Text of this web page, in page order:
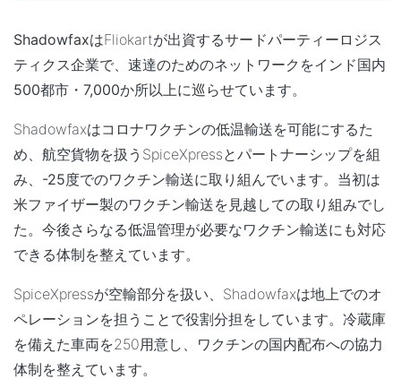
ShadowfaxはFliokartが出資するサードパーティーロジス
ティクス企業で、 速達のためのネットワークをインド国内
500都市・7,000か所以上に巡らせています。
Shadowfaxはコロナワクチンの低温輸送を可能にするた
め、航空貨物を扱うSpiceXpressとパートナーシップを組
み、 -25度でのワクチン輸送に取り組んでいます。当初は
米ファイザー製のワクチン輸送を見越しての取り組みでし
た。 今後さらなる低温管理が必要なワクチン輸送にも対応
できる体制を整えています。
SpiceXpressが空輸部分を扱い、Shadowfaxは地上でのオ
ペレーションを担うことで役割分担をしています。冷蔵庫
を備えた車両を250用意し、ワクチンの国内配布への協力
体制を整えています。